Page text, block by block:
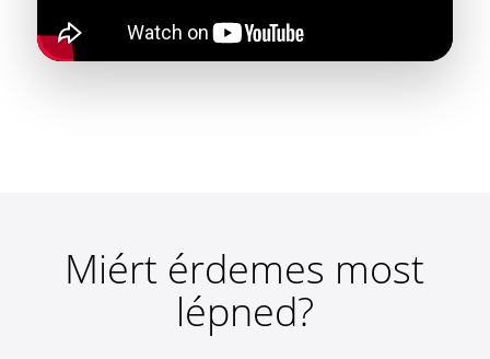
Miért érdemes most
lépned?